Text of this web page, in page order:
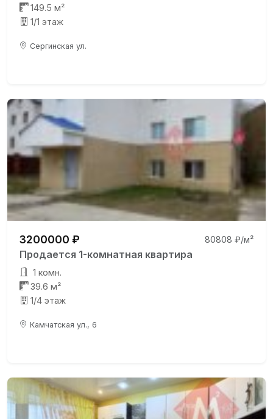
149.5 м²
1/1 этаж
Сергинская ул.
3200000 ₽ 80808 ₽/м²
Продается 1-комнатная квартира
1 комн.
39.6 м²
1/4 этаж
Камчатская ул., 6